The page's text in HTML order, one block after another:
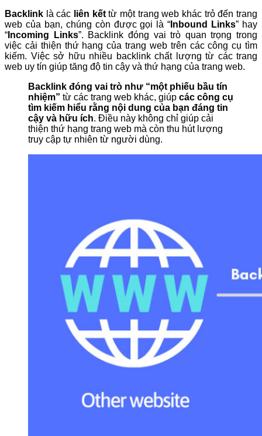
Backlink là các liên kếttừ một trang web khác trỏ đến trang
web của bạn, chúng còn được gọi là “ Inbound Links” hay
“ Incoming Links”. Backlink đóng vai trò quan trọng trong
việc cải thiện thứ hạng của trang web trên các công cụ tìm
kiếm. Việc sở hữu nhiều backlink chất lượng từ các trang
web uy tín giúp tăng độ tin cậy và thứ hạng của trang web.
Backlink đóng vai trò như “một phiếu bầu tín
nhiệm” từ các trang web khác, giúp các công cụ
tìm kiếm hiểu rằng nội dung của bạn đáng tin
cậy và hữu ích. Điều này không chỉ giúp cải
thiện thứ hạng trang web mà còn thu hút lượng
truy cập tự nhiên từ người dùng.